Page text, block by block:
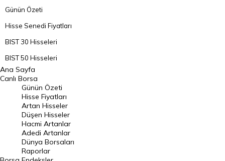
Günün Özeti
Hisse Senedi Fiyatları
BIST 30 Hisseleri
BIST 50 Hisseleri
BIST 100 Hisseleri
En Çok Artan Hisseler
En Çok Düşen Hisseler
Hacmi Artanlar
Geçmiş Kapanışlar
Dünya Borsaları
Ana Sayfa
Canlı Borsa
Günün Özeti
Hisse Fiyatları
Artan Hisseler
Düşen Hisseler
Hacmi Artanlar
Adedi Artanlar
Dünya Borsaları
Raporlar